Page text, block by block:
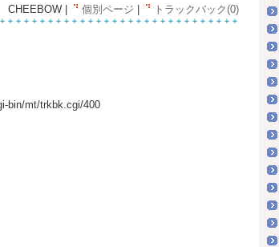
CHEEBOW |
個別ページ トラックバック(0)
bin/mt/trkbk.cgi/400